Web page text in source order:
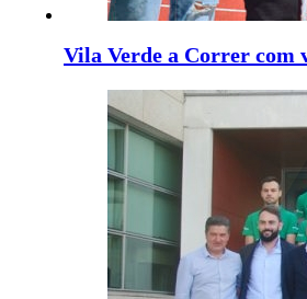
Vila Verde a Correr com